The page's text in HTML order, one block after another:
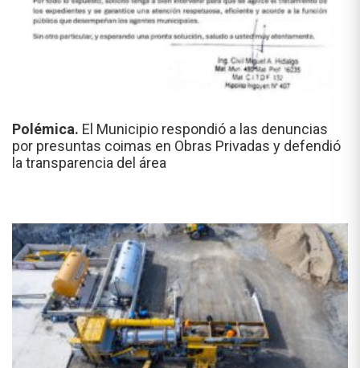
Polémica. El Municipio respondió a las denuncias
por presuntas coimas en Obras Privadas y defendió
la transparencia del área